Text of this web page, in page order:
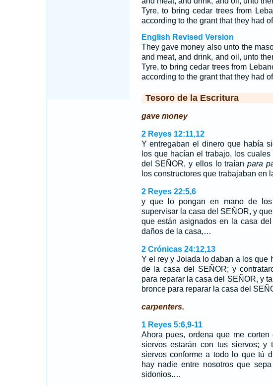
Tyre, to bring cedar trees from
according to the grant that they had
English Revised Version
They gave money also unto the
and meat, and drink, and oil, unto
Tyre, to bring cedar trees from
according to the grant that they had
Tesoro de la Escritura
gave money
2 Reyes 12:11,12
Y entregaban el dinero que había
los que hacían el trabajo, los
del SEÑOR, y ellos lo traíanpara
los constructores que trabajaban en
2 Reyes 22:5,6
y que lo pongan en mano de los
supervisar la casa del SEÑOR, y
que están asignados en la casa
daños de la casa,…
2 Crónicas 24:12,13
Y el rey y Joiada lo daban a los que
de la casa del SEÑOR; y
para reparar la casa del SEÑOR, y
bronce para reparar la casa del
carpenters.
1 Reyes 5:6,9-11
Ahora pues, ordena que me
siervos estarán con tus siervos; y
siervos conforme a todo lo que tú
hay nadie entre nosotros que
sidonios.…